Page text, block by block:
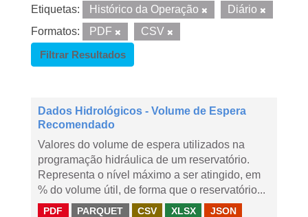
Etiquetas: Histórico da Operação
Diário
Formatos:
PDF
CSV
Filtrar Resultados
Dados Hidrológicos - Volume de Espera
Recomendado
Valores do volume de espera utilizados na
programação hidráulica de um reservatório.
Representa o nível máximo a ser atingido, em
% do volume útil, de forma que o reservatório...
PDF PARQUET CSV XLSX JSON